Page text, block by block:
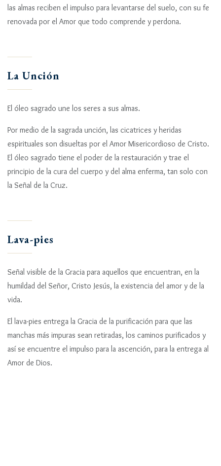
las almas reciben el impulso para levantarse del suelo, con su fe
renovada por el Amor que todo comprende y perdona.
La Unción
El óleo sagrado une los seres a sus almas.
Por medio de la sagrada unción, las cicatrices y heridas
espirituales son disueltas por el Amor Misericordioso de Cristo.
El óleo sagrado tiene el poder de la restauración y trae el
principio de la cura del cuerpo y del alma enferma, tan solo con
la Señal de la Cruz.
Lava-pies
Señal visible de la Gracia para aquellos que encuentran, en la
humildad del Señor, Cristo Jesús, la existencia del amor y de la
vida.
El lava-pies entrega la Gracia de la purificación para que las
manchas más impuras sean retiradas, los caminos purificados y
así se encuentre el impulso para la ascención, para la entrega al
Amor de Dios.